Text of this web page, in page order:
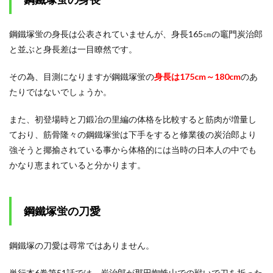
鋼鐵塚蛍の身長は公表されていませんが、身長165㎝の竈門炭治郎
と並ぶと身長差は一目瞭然です。
その為、目測になりますが鋼鐵塚蛍の身長は175cm～180cmのあ
たりではないでしょうか。
また、初登場時と刀鍛冶の里編の体格を比較すると筋肉が増量し
ており、筋骨隆々の鋼鐵塚蛍は下手をすると修業後の炭治郎より
強そうと揶揄されている事から体格的には当時の日本人の中でも
かなり恵まれていると分かります。
鋼鐵塚蛍の刀愛
鋼鐵塚の刀愛は尋常ではありません。